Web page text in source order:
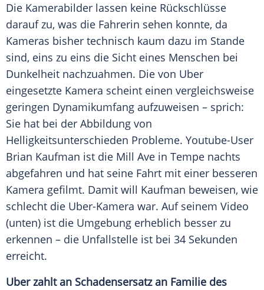
Die Kamerabilder lassen keine Rückschlüsse
darauf zu, was die Fahrerin sehen konnte, da
Kameras bisher technisch kaum dazu im Stande
sind, eins zu eins die Sicht eines Menschen bei
Dunkelheit nachzuahmen. Die von Uber
eingesetzte Kamera scheint einen vergleichsweise
geringen Dynamikumfang aufzuweisen – sprich:
Sie hat bei der Abbildung von
Helligkeitsunterschieden Probleme. Youtube-User
Brian Kaufman ist die Mill Ave in Tempe nachts
abgefahren und hat seine Fahrt mit einer besseren
Kamera gefilmt. Damit will Kaufman beweisen, wie
schlecht die Uber-Kamera war. Auf seinem Video
(unten) ist die Umgebung erheblich besser zu
erkennen – die Unfallstelle ist bei 34 Sekunden
erreicht.
Uber zahlt an Schadensersatz an Familie des